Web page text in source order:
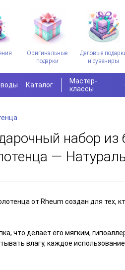
Оригинальные
подарки
Деловые
и сувениры
Каталог
Мастер-
классы
набор из
—
от Rheum создан для тех,
что делает его мягким,
влагу, каждое